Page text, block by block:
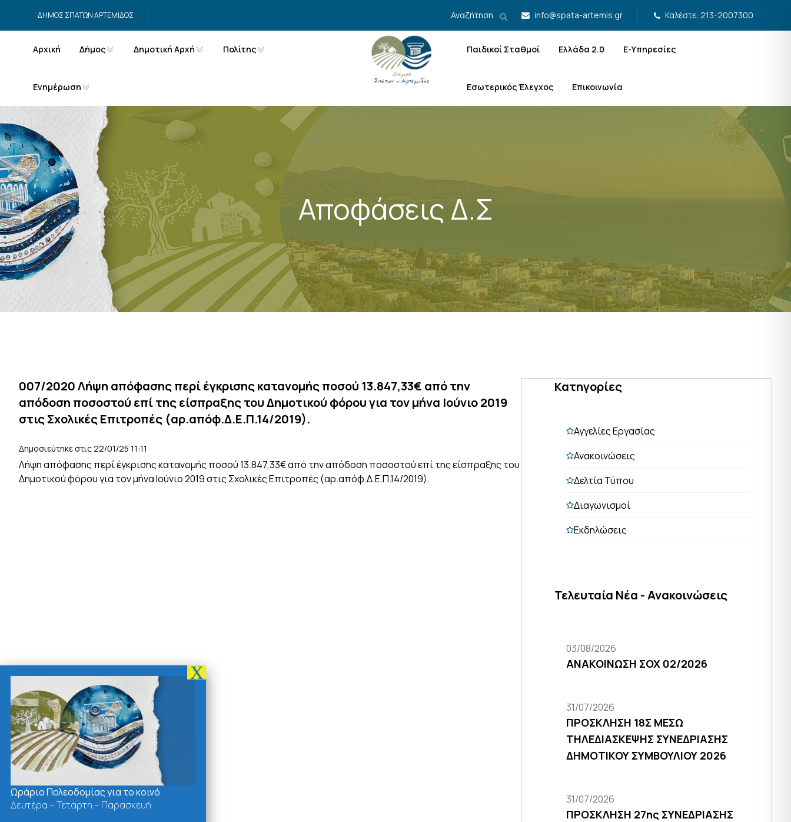
ΔΗΜΟΣ ΣΠΑΤΩΝ ΑΡΤΕΜΙΔΟΣ Αναζήτηση info@spata-artemis.gr Καλέστε: 213-2007300
Αρχική Δήμος Δημοτική Αρχή Πολίτης
Ενημέρωση
Παιδικοί Σταθμοί Ελλάδα 2.0 Ε-Υπηρεσίες
Εσωτερικός Έλεγχος Επικοινωνία
Αποφάσεις Δ.Σ
007/2020 Λήψη απόφασης περί έγκρισης κατανομής ποσού 13.847,33€ από την
απόδοση ποσοστού επί της είσπραξης του Δημοτικού φόρου για τον μήνα Ιούνιο 2019
στις Σχολικές Επιτροπές (αρ.απόφ.Δ.Ε.Π.14/2019).
Δημοσιεύτηκε στις 22/01/25 11:11
Λήψη απόφασης περί έγκρισης κατανομής ποσού 13.847,33€ από την απόδοση ποσοστού επί της είσπραξης του
Δημοτικού φόρου για τον μήνα Ιούνιο 2019 στις Σχολικές Επιτροπές (αρ.απόφ.Δ.Ε.Π.14/2019).
Κατηγορίες
Αγγελίες Εργασίας
Ανακοινώσεις
Δελτία Τύπου
Διαγωνισμοί
Εκδηλώσεις
Τελευταία Νέα - Ανακοινώσεις
03/08/2026
ΑΝΑΚΟΙΝΩΣΗ ΣΟΧ 02/2026
31/07/2026
ΠΡΟΣΚΛΗΣΗ 18Σ ΜΕΣΩ
ΤΗΛΕΔΙΑΣΚΕΨΗΣ ΣΥΝΕΔΡΙΑΣΗΣ
ΔΗΜΟΤΙΚΟΥ ΣΥΜΒΟΥΛΙΟΥ 2026
31/07/2026
ΠΡΟΣΚΛΗΣΗ 27ης ΣΥΝΕΔΡΙΑΣΗΣ
Ωράριο Πολεοδομίας για το κοινό
Δευτέρα – Τετάρτη – Παρασκευή